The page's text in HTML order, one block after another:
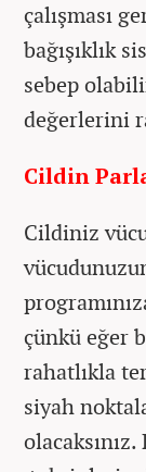
çalışması
bağışıklık
sebep
değerlerini
Cildin
Cildiniz
çünkü eğer
rahatlıkla
siyah